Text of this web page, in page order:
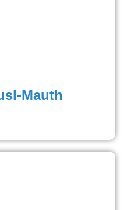
Mauth